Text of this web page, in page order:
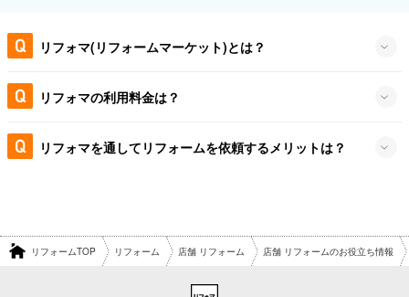
リフォマ(リフォームマーケット)とは？
リフォマの利用料金は？
リフォマを通してリフォームを依頼するメリットは？
リフォームTOP リフォーム 店舗 リフォーム 店舗 リフォームのお役立ち情報